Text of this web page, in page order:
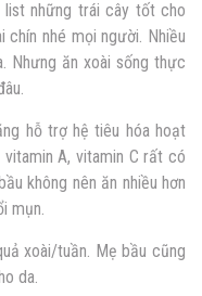
list những trái cây tốt cho
chín nhé mọi người. Nhiều
Nhưng ăn xoài sống thực
hỗ trợ hệ tiêu hóa hoạt
A, vitamin C rất có
không nên ăn nhiều hơn
mụn.
xoài/tuần. Mẹ bầu cũng
da.